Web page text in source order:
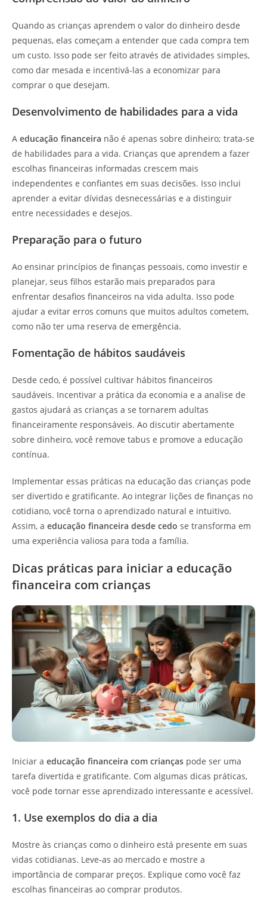
Quando as crianças aprendem o valor do dinheiro desde
pequenas, elas começam a entender que cada compra tem
um custo. Isso pode ser feito através de atividades simples,
como dar mesada e incentivá-las a economizar para
comprar o que desejam.
Desenvolvimento de habilidades para a vida
A educação financeira não é apenas sobre dinheiro; trata-se
de habilidades para a vida. Crianças que aprendem a fazer
escolhas financeiras informadas crescem mais
independentes e confiantes em suas decisões. Isso inclui
aprender a evitar dívidas desnecessárias e a distinguir
entre necessidades e desejos.
Preparação para o futuro
Ao ensinar princípios de finanças pessoais, como investir e
planejar, seus filhos estarão mais preparados para
enfrentar desafios financeiros na vida adulta. Isso pode
ajudar a evitar erros comuns que muitos adultos cometem,
como não ter uma reserva de emergência.
Fomentação de hábitos saudáveis
Desde cedo, é possível cultivar hábitos financeiros
saudáveis. Incentivar a prática da economia e a analise de
gastos ajudará as crianças a se tornarem adultas
financeiramente responsáveis. Ao discutir abertamente
sobre dinheiro, você remove tabus e promove a educação
contínua.
Implementar essas práticas na educação das crianças pode
ser divertido e gratificante. Ao integrar lições de finanças no
cotidiano, você torna o aprendizado natural e intuitivo.
Assim, a educação financeira desde cedo se transforma em
uma experiência valiosa para toda a família.
Dicas práticas para iniciar a educação
financeira com crianças
Iniciar a educação financeira com crianças pode ser uma
tarefa divertida e gratificante. Com algumas dicas práticas,
você pode tornar esse aprendizado interessante e acessível.
1. Use exemplos do dia a dia
Mostre às crianças como o dinheiro está presente em suas
vidas cotidianas. Leve-as ao mercado e mostre a
importância de comparar preços. Explique como você faz
escolhas financeiras ao comprar produtos.